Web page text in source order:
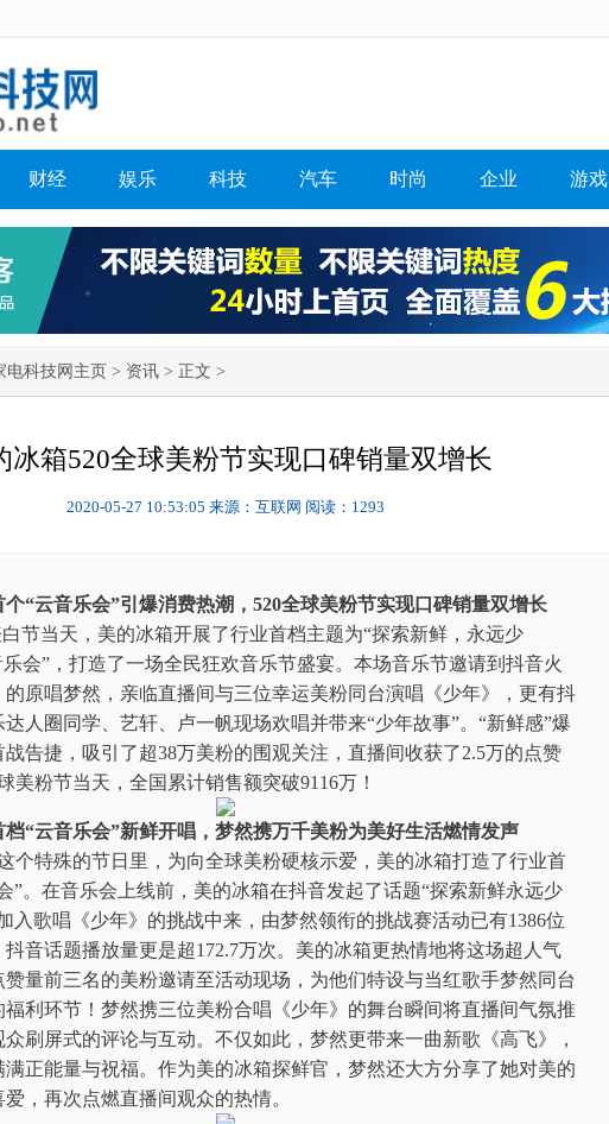
财经 娱乐 科技 汽车 时尚 企业 游戏
电科技网主页 > 资讯 > 正文 >
冰箱520全球美粉节实现口碑销量双增长
2020-05-27 10:53:05 来源：互联网 阅读：1293
个“云音乐会”引爆消费热潮 ，520全球美粉节实现口碑销量双增长
白节当天，美的冰箱开展了行业首档主题为“探索新鲜，永远少
乐会”，打造了一场全民狂欢音乐节盛宴。本场音乐节邀请到抖音火
原唱梦然，亲临直播间与三位幸运美粉同台演唱《少年》，更有抖
人圈同学、艺轩、卢一帆现场欢唱并带来“少年故事”。“新鲜感”爆
告捷，吸引了超38万美粉的围观关注，直播间收获了2.5万的点赞
美粉节当天，全国累计销售额突破9116万！
档“云音乐会”新鲜开唱 ， 梦然携万千美粉为美好生活燃情发声
个特殊的节日里，为向全球美粉硬核示爱，美的冰箱打造了行业首
”。在音乐会上线前，美的冰箱在抖音发起了话题“探索新鲜永远少
入歌唱《少年》的挑战中来，由梦然领衔的挑战赛活动已有1386位
音话题播放量更是超172.7万次。美的冰箱更热情地将这场超人气
量前三名的美粉邀请至活动现场，为他们特设与当红歌手梦然同台
利环节！梦然携三位美粉合唱《少年》的舞台瞬间将直播间气氛推
刷屏式的评论与互动。不仅如此，梦然更带来一曲新歌《高飞》，
满正能量与祝福。作为美的冰箱探鲜官，梦然还大方分享了她对美的
，再次点燃直播间观众的热情。